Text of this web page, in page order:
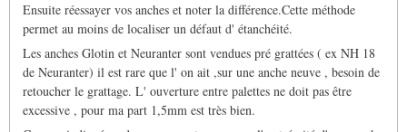
Ensuite réessayer vos anches et noter la différence.Cette méthode
permet au moins de localiser un défaut d' étanchéité.
Les anches Glotin et Neuranter sont vendues pré grattées ( ex NH 18
de Neuranter) il est rare que l' on ait ,sur une anche neuve , besoin de
retoucher le grattage. L' ouverture entre palettes ne doit pas être
excessive , pour ma part 1,5mm est très bien.